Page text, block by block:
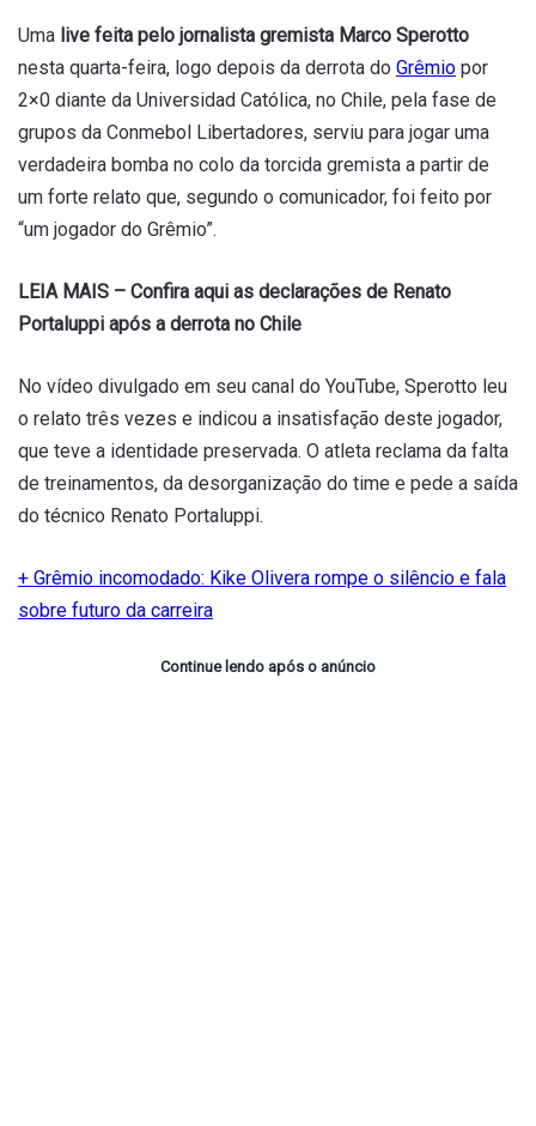
Uma live feita pelo jornalista gremista Marco Sperotto
nesta quarta-feira, logo depois da derrota do Grêmio por
2×0 diante da Universidad Católica, no Chile, pela fase de
grupos da Conmebol Libertadores, serviu para jogar uma
verdadeira bomba no colo da torcida gremista a partir de
um forte relato que, segundo o comunicador, foi feito por
“um jogador do Grêmio”.
LEIA MAIS – Confira aqui as declarações de Renato
Portaluppi após a derrota no Chile
No vídeo divulgado em seu canal do YouTube, Sperotto leu
o relato três vezes e indicou a insatisfação deste jogador,
que teve a identidade preservada. O atleta reclama da falta
de treinamentos, da desorganização do time e pede a saída
do técnico Renato Portaluppi.
+ Grêmio incomodado: Kike Olivera rompe o silêncio e fala
sobre futuro da carreira
Continue lendo após o anúncio